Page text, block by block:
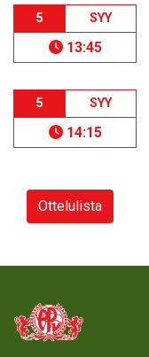
5 SYY
13:45
5 SYY
14:15
Ottelulista